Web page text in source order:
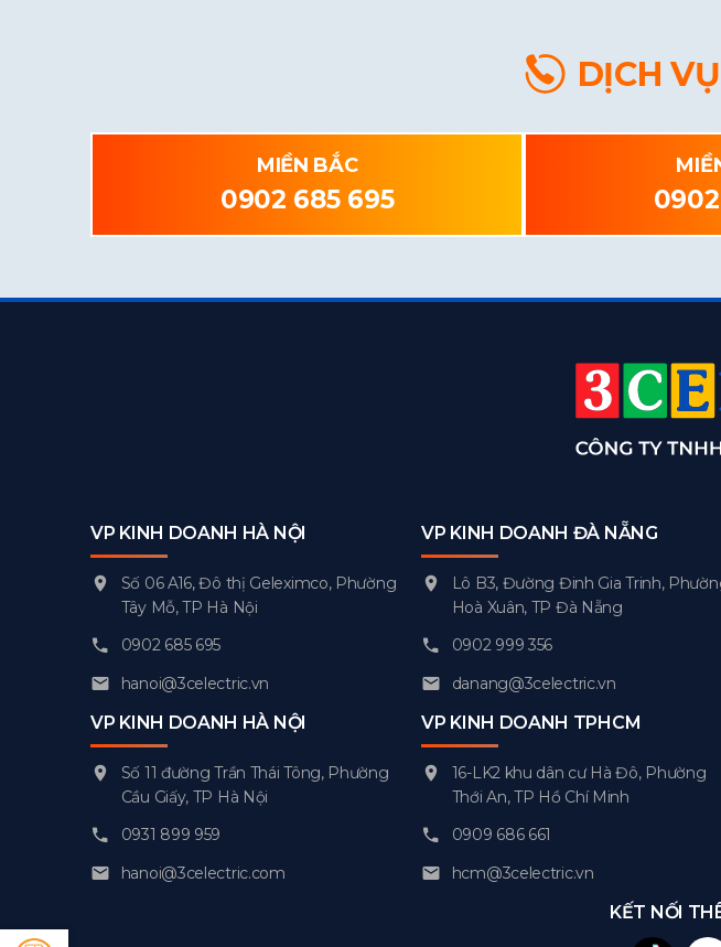
DỊCH
MIỀN BẮC
0902 685 695
VP KINH DOANH HÀ NỘI
Số 06 A16, Đô thị Geleximco, Phường
Tây Mỗ, TP Hà Nội
0902 685 695
hanoi@3celectric.vn
VP KINH DOANH HÀ NỘI
Số 11 đường Trần Thái Tông, Phường
Cầu Giấy, TP Hà Nội
0931 899 959
hanoi@3celectric.com
VP KINH DOANH ĐÀ NẴNG
Lô B3, Đường Đinh Gia Trinh,
Hoà Xuân, TP Đà Nẵng
0902 999 356
danang@3celectric.vn
VP KINH DOANH TPHCM
16-LK2 khu dân cư Hà Đô, Phường
Thới An, TP Hồ Chí Minh
0909 686 661
hcm@3celectric.vn
KẾT NỐI